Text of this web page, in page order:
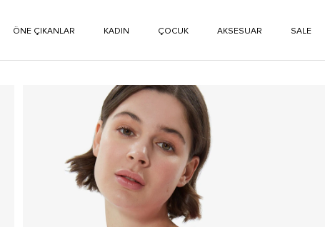
ÖNE ÇIKANLAR KADIN ÇOCUK AKSESUAR SALE